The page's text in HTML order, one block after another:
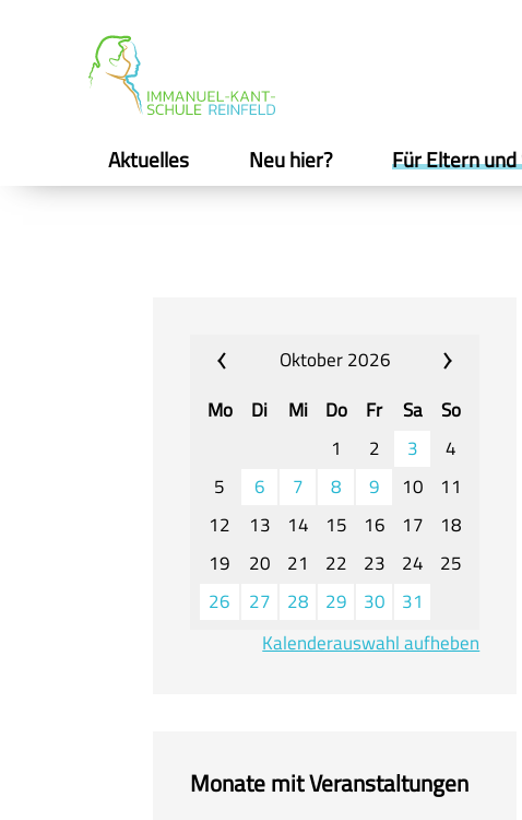
Aktuelles Neu hier? Für Eltern und
Oktober 2026
Mo
Di Mi Do Fr Sa
So
1
2 3
4
5
6 7 8 9 10
11
12
13 14 15 16 17
18
19
20 21 22 23 24
25
26
27 28 29 30
31
Kalenderauswahl aufheben
Monate mit Veranstaltungen